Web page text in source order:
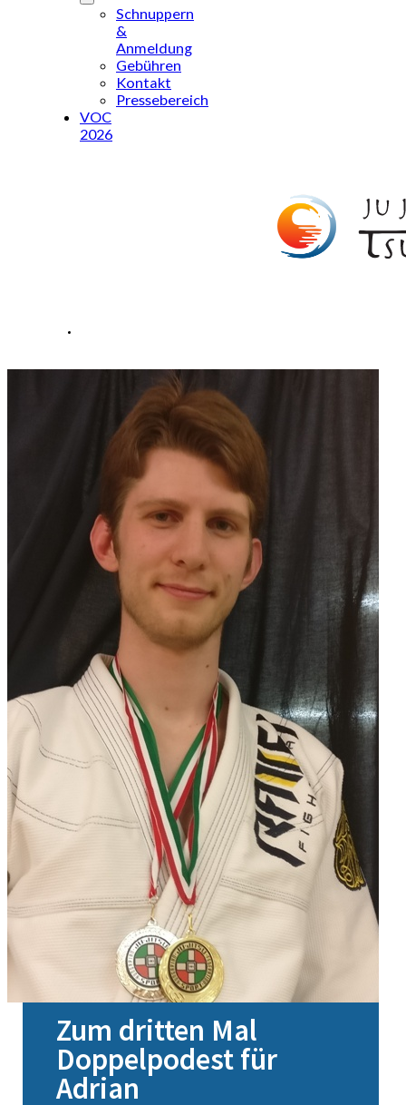
Schnuppern
&
Anmeldung
Gebühren
Kontakt
Pressebereich
VOC
2026
Zum dritten Mal
Doppelpodest für
Adrian